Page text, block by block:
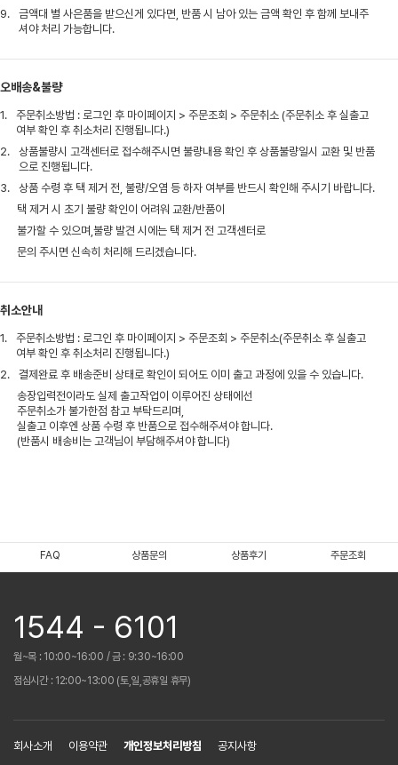
9.
금액대 별 사은품을 받으신게 있다면, 반품 시 남아 있는 금액 확인 후 함께 보내주
셔야 처리 가능합니다.
오배송&불량
1.
주문취소방법 : 로그인 후 마이페이지 > 주문조회 > 주문취소 (주문취소 후 실출고
여부 확인 후 취소처리 진행됩니다.)
2.
상품불량시 고객센터로 접수해주시면 불량내용 확인 후 상품불량일시 교환 및 반품
으로 진행됩니다.
3.
상품 수령 후 택 제거 전, 불량/오염 등 하자 여부를 반드시 확인해 주시기 바랍니다.
택 제거 시 초기 불량 확인이 어려워 교환/반품이
불가할 수 있으며,불량 발견 시에는 택 제거 전 고객센터로
문의 주시면 신속히 처리해 드리겠습니다.
취소안내
1.
주문취소방법 : 로그인 후 마이페이지 > 주문조회 > 주문취소(주문취소 후 실출고
여부 확인 후 취소처리 진행됩니다.)
2.
결제완료 후 배송준비 상태로 확인이 되어도 이미 출고 과정에 있을 수 있습니다.
송장입력전이라도 실제 출고작업이 이루어진 상태에선
주문취소가 불가한점 참고 부탁드리며,
실출고 이후엔 상품 수령 후 반품으로 접수해주셔야 합니다.
(반품시 배송비는 고객님이 부담해주셔야 합니다)
FAQ 상품문의 상품후기 주문조회
1544 - 6101
월~목 : 10:00~16:00 / 금 : 9:30~16:00
점심시간 : 12:00~13:00 (토,일,공휴일 휴무)
회사소개 이용약관 개인정보처리방침 공지사항